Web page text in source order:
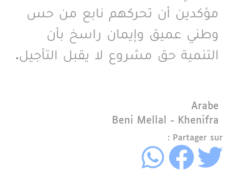
مؤكدين أن تحركهم نابع من حس
وطني عميق وإيمان راسخ بأن
التنمية حق مشروع لا يقبل التأجيل.
Langue
Arabe
Région
Beni Mellal - Khenifra
Partager sur :